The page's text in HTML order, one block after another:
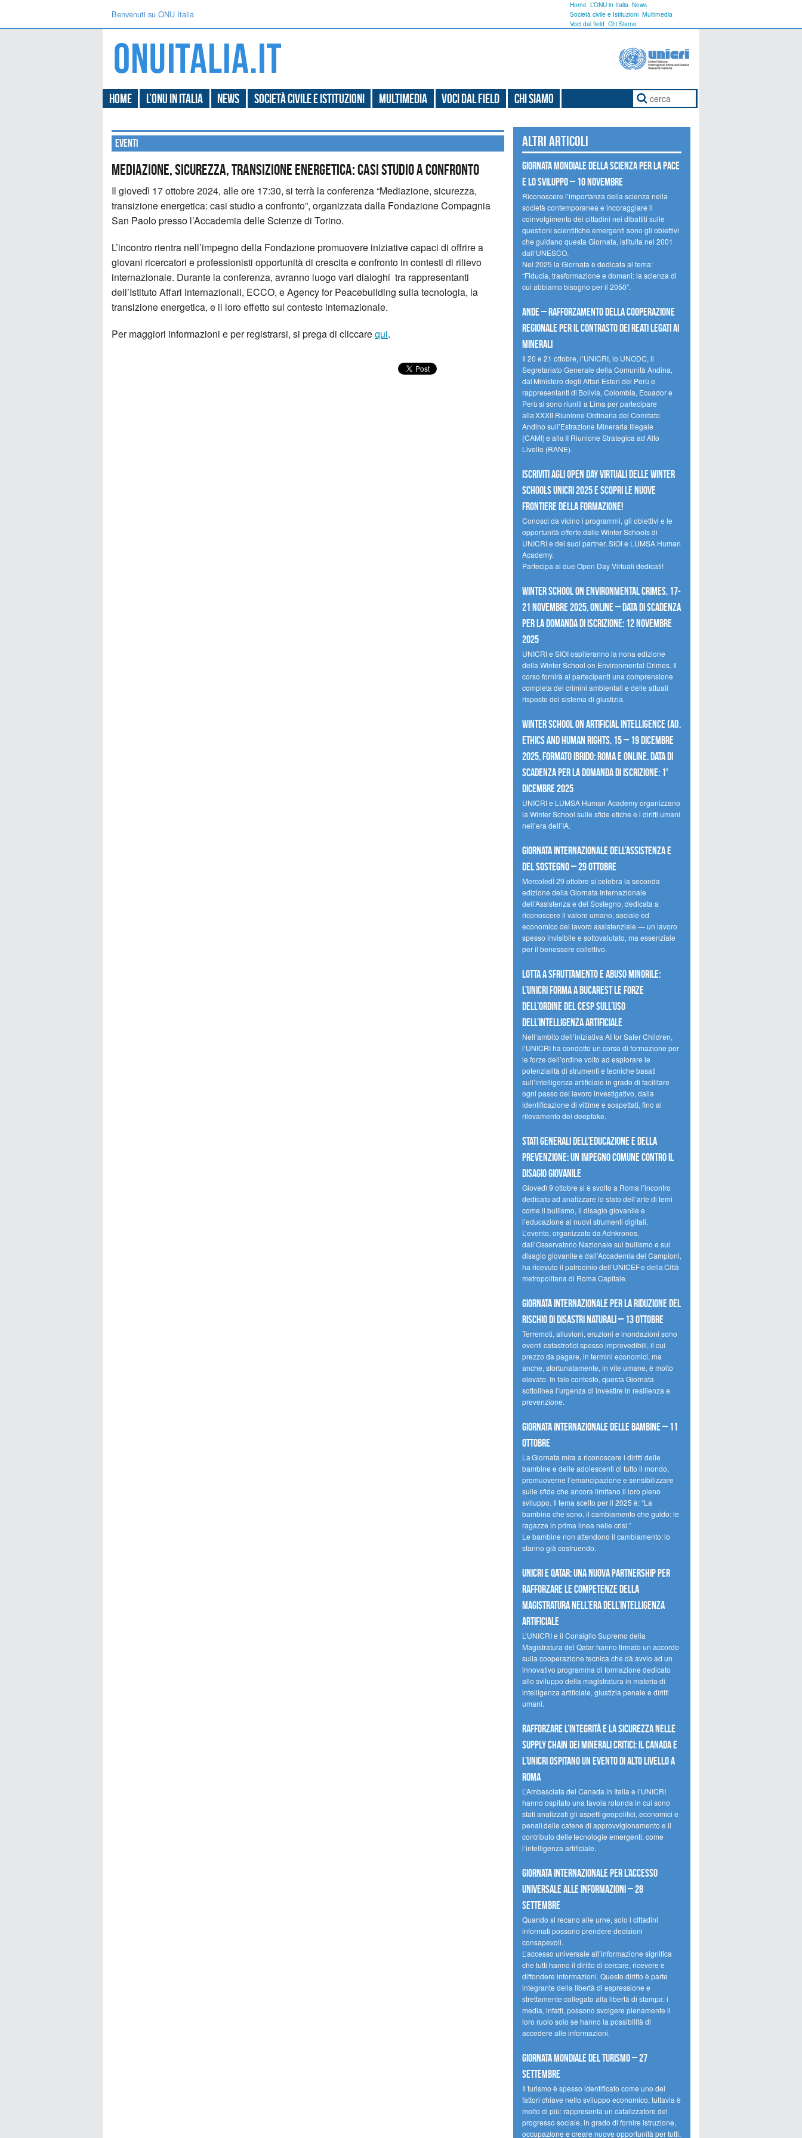
Benvenuti su ONU Italia
Home L’ONU in Italia News
Società civile e Istituzioni Multimedia
Voci dal field Chi Siamo
Home L’ONU in Italia News Società civile e Istituzioni Multimedia Voci dal field Chi Siamo
Eventi
Mediazione, sicurezza, transizione energetica: casi studio a confronto
Il giovedì 17 ottobre 2024, alle ore 17:30, si terrà la conferenza “Mediazione, sicurezza,
transizione energetica: casi studio a confronto”, organizzata dalla Fondazione Compagnia
San Paolo presso l’Accademia delle Scienze di Torino.
L’incontro rientra nell’impegno della Fondazione promuovere iniziative capaci di offrire a
giovani ricercatori e professionisti opportunità di crescita e confronto in contesti di rilievo
internazionale. Durante la conferenza, avranno luogo vari dialoghi tra rappresentanti
dell’Istituto Affari Internazionali, ECCO, e Agency for Peacebuilding sulla tecnologia, la
transizione energetica, e il loro effetto sul contesto internazionale.
Per maggiori informazioni e per registrarsi, si prega di cliccarequi.
Altri articoli
Giornata mondiale della scienza per la pace
e lo sviluppo – 10 novembre
Riconoscere l’importanza della scienza nella
società contemporanea e incoraggiare il
coinvolgimento dei cittadini nei dibattiti sulle
questioni scientifiche emergenti sono gli obiettivi
che guidano questa Giornata, istituita nel 2001
dall’UNESCO.
Nel 2025 la Giornata è dedicata al tema:
“Fiducia, trasformazione e domani: la scienza di
cui abbiamo bisogno per il 2050”.
Ande – Rafforzamento della cooperazione
regionale per il contrasto dei reati legati ai
minerali
Il 20 e 21 ottobre, l’UNICRI, lo UNODC, il
Segretariato Generale della Comunità Andina,
dal Ministero degli Affari Esteri del Perù e
rappresentanti di Bolivia, Colombia, Ecuador e
Perù si sono riuniti a Lima per partecipare
alla XXXII Riunione Ordinaria del Comitato
Andino sull’Estrazione Mineraria Illegale
(CAMI) e alla II Riunione Strategica ad Alto
Livello (RANE).
Iscriviti agli Open Day Virtuali delle Winter
Schools UNICRI 2025 e scopri le nuove
frontiere della formazione!
Conosci da vicino i programmi, gli obiettivi e le
opportunità offerte dalle Winter Schools di
UNICRI e dei suoi partner, SIOI e LUMSA Human
Academy.
Partecipa ai due Open Day Virtuali dedicati!
Winter School on Environmental Crimes, 17-
21 novembre 2025, Online – Data di scadenza
per la domanda di iscrizione: 12 novembre
2025
UNICRI e SIOI ospiteranno la nona edizione
della Winter School on Environmental Crimes. Il
corso fornirà ai partecipanti una comprensione
completa dei crimini ambientali e delle attuali
risposte del sistema di giustizia.
Winter School on Artificial Intelligence (AI),
Ethics and Human Rights, 15 – 19 dicembre
2025, Formato Ibrido: Roma e online. Data di
scadenza per la domanda di iscrizione: 1°
dicembre 2025
UNICRI e LUMSA Human Academy organizzano
la Winter School sulle sfide etiche e i diritti umani
nell’era dell’IA.
Giornata internazionale dell’assistenza e
del sostegno – 29 ottobre
MercoledÌ 29 ottobre si celebra la seconda
edizione della Giornata Internazionale
dell’Assistenza e del Sostegno, dedicata a
riconoscere il valore umano, sociale ed
economico del lavoro assistenziale — un lavoro
spesso invisibile e sottovalutato, ma essenziale
per il benessere collettivo.
Lotta a sfruttamento e abuso minorile:
l’UNICRI forma a Bucarest le forze
dell’ordine del CESP sull’uso
dell’Intelligenza Artificiale
Nell’ambito dell’iniziativa AI for Safer Children,
l’UNICRI ha condotto un corso di formazione per
le forze dell’ordine volto ad esplorare le
potenzialità di strumenti e tecniche basati
sull’intelligenza artificiale in grado di facilitare
ogni passo del lavoro investigativo, dalla
identificazione di vittime e sospettati, fino al
rilevamento dei deepfake.
Stati Generali dell’Educazione e della
Prevenzione: un impegno comune contro il
disagio giovanile
Giovedì 9 ottobre si è svolto a Roma l’incontro
dedicato ad analizzare lo stato dell’arte di temi
come il bullismo, il disagio giovanile e
l’educazione ai nuovi strumenti digitali.
L’evento, organizzato da Adnkronos,
dall’Osservatorio Nazionale sul bullismo e sul
disagio giovanile e dall’Accademia dei Campioni,
ha ricevuto il patrocinio dell’UNICEF e della Città
metropolitana di Roma Capitale.
Giornata internazionale per la riduzione del
rischio di disastri naturali – 13 ottobre
Terremoti, alluvioni, eruzioni e inondazioni sono
eventi catastrofici spesso imprevedibili, il cui
prezzo da pagare, in termini economici, ma
anche, sfortunatamente, in vite umane, è molto
elevato. In tale contesto, questa Giornata
sottolinea l’urgenza di investire in resilienza e
prevenzione.
Giornata internazionale delle bambine – 11
ottobre
La Giornata mira a riconoscere i diritti delle
bambine e delle adolescenti di tutto il mondo,
promuoverne l’emancipazione e sensibilizzare
sulle sfide che ancora limitano il loro pieno
sviluppo. Il tema scelto per il 2025 è: “La
bambina che sono, il cambiamento che guido: le
ragazze in prima linea nelle crisi.”
Le bambine non attendono il cambiamento: lo
stanno già costruendo.
UNICRI e Qatar: una nuova partnership per
rafforzare le competenze della
magistratura nell’era dell’intelligenza
artificiale
L’UNICRI e il Consiglio Supremo della
Magistratura del Qatar hanno firmato un accordo
sulla cooperazione tecnica che dà avvio ad un
innovativo programma di formazione dedicato
allo sviluppo della magistratura in materia di
intelligenza artificiale, giustizia penale e diritti
umani.
Rafforzare l’integrità e la sicurezza nelle
supply chain dei minerali critici: il Canada e
l’UNICRI ospitano un evento di alto livello a
Roma
L’Ambasciata del Canada in Italia e l’UNICRI
hanno ospitato una tavola rotonda in cui sono
stati analizzati gli aspetti geopolitici, economici e
penali delle catene di approvvigionamento e il
contributo delle tecnologie emergenti, come
l’intelligenza artificiale.
Giornata internazionale per l’accesso
universale alle informazioni – 28
settembre
Quando si recano alle urne, solo i cittadini
informati possono prendere decisioni
consapevoli.
L’accesso universale all’informazione significa
che tutti hanno il diritto di cercare, ricevere e
diffondere informazioni. Questo diritto è parte
integrante della libertà di espressione e
strettamente collegato alla libertà di stampa: i
media, infatti, possono svolgere pienamente il
loro ruolo solo se hanno la possibilità di
accedere alle informazioni.
Giornata mondiale del turismo – 27
settembre
Il turismo è spesso identificato come uno dei
fattori chiave nello sviluppo economico, tuttavia è
molto di più: rappresenta un catalizzatore del
progresso sociale, in grado di fornire istruzione,
occupazione e creare nuove opportunità per tutti.